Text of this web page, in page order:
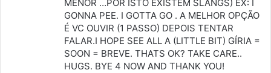
MENOR …POR ISTO EXISTEM SLANGS) EX: I
GONNA PEE. I GOTTA GO . A MELHOR OPÇÃO
É VC OUVIR (1 PASSO) DEPOIS TENTAR
FALAR.I HOPE SEE ALL A (LITTLE BIT) GÍRIA =
SOON = BREVE. THATS OK? TAKE CARE..
HUGS. BYE 4 NOW AND THANK YOU!